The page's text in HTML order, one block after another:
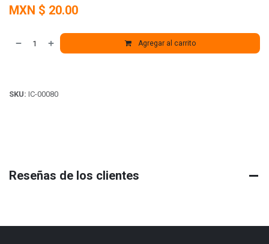
MXN $ 20.00
Agregar al carrito
SKU: IC-00080
Reseñas de los clientes